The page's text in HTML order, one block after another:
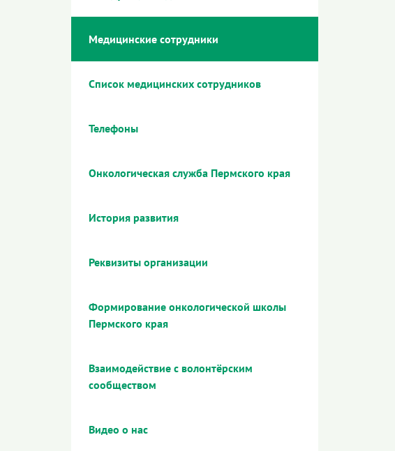
Медицинские сотрудники
Список медицинских сотрудников
Телефоны
Онкологическая служба Пермского края
История развития
Реквизиты организации
Формирование онкологической школы
Пермского края
Взаимодействие с волонтёрским
сообществом
Видео о нас